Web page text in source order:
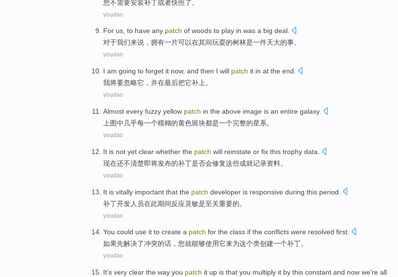
您不需要安装补丁或者快照了 。
youdao
For us, to have any patch of woods to play in was a big deal.
对于我们来说 ， 拥有一片可以在其间玩耍的树林是一件天大的事。
youdao
I am going to forget it now, and then I will patch it in at the end
我将要忽略它 ， 并在最后把它补 上。
youdao
Almost every fuzzy yellow patch in the above image is an entire galaxy.
上图中 几乎每一个模糊的黄色斑块都是一个完整的星系。
youdao
It is not yet clear whether the patch will reinstate or fix this trophy data
现在还不清楚即将发布的补丁是否会修复这些成就记录资料。
youdao
It is vitally important that the patch developer is responsive during this period
补丁开发人员在此期间反应灵敏是至关重要的。
youdao
You could use it to create a patch for the class if the conflicts were resolved first.
如果先解决了冲突的话， 您就能够使用它来为这个类创建一个补丁。
youdao
It's very clear the way you patch it up is that you multiply it by this constant and now we're all